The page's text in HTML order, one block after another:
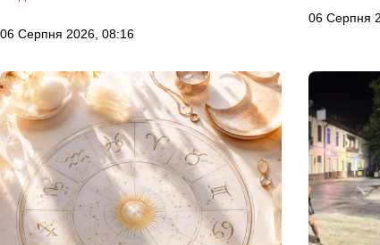
06 Серпня 2026, 08:16
06 Серпня